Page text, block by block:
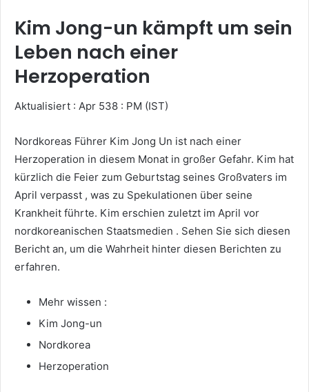
Kim Jong-un kämpft um sein
Leben nach einer
Herzoperation
Aktualisiert : Apr 538 : PM (IST)
Nordkoreas Führer Kim Jong Un ist nach einer
Herzoperation in diesem Monat in großer Gefahr. Kim hat
kürzlich die Feier zum Geburtstag seines Großvaters im
April verpasst , was zu Spekulationen über seine
Krankheit führte. Kim erschien zuletzt im April vor
nordkoreanischen Staatsmedien . Sehen Sie sich diesen
Bericht an, um die Wahrheit hinter diesen Berichten zu
erfahren.
Mehr wissen :
Kim Jong-un
Nordkorea
Herzoperation